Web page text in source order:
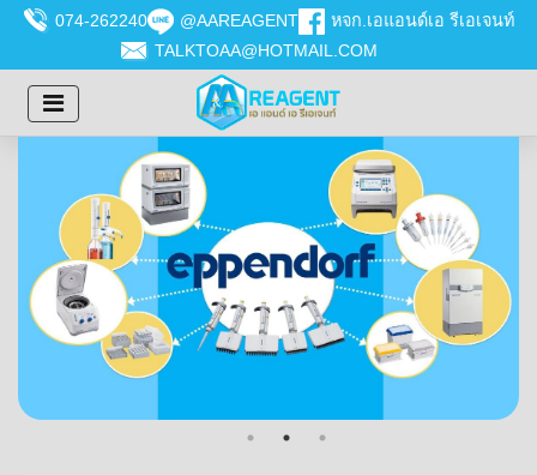
074-262240 @AAREAGENT
หจก.เอแอนด์เอ รีเอเจนท์
TALKTOAA@HOTMAIL.COM